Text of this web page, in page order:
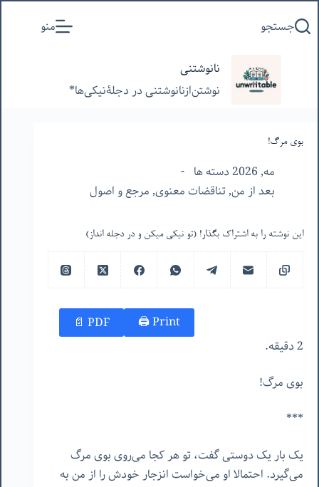
به
جستجو منو
نانوشتنی
نوشتن‌از‌نانوشتنی‌ در‌ دجلۀنیکی‌ها*
بوی مرگ!
مه, 2026 دسته ها
بعد از من,تناقضات معنوی,مرجع و اصول
این نوشته را به اشتراک بگذار! (تو نیکی میکن و در دجله انداز)
Print 🖨
PDF 📄
2 دقیقه.
بوی مرگ!
***
یک بار یک دوستی گفت، تو هر کجا می‌روی بوی مرگ
می‌گیرد. احتمالا او می‌خواست انزجار خودش را از من به